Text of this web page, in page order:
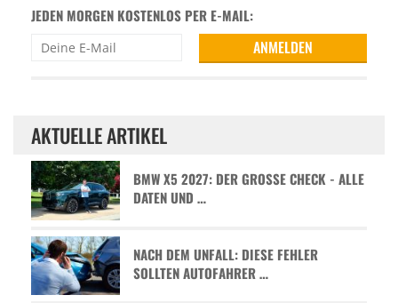
JEDEN MORGEN KOSTENLOS PER E-MAIL:
AKTUELLE ARTIKEL
BMW X5 2027: DER GROSSE CHECK - ALLE D
ATEN UND …
NACH DEM UNFALL: DIESE FEHLER
SOLLTEN AUTOFAHRER …